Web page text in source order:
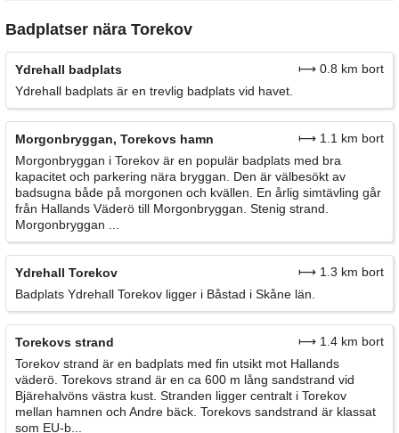
Badplatser nära Torekov
Ydrehall badplats
⟼ 0.8 km bort
Ydrehall badplats är en trevlig badplats vid havet.
Morgonbryggan, Torekovs hamn
⟼ 1.1 km bort
Morgonbryggan i Torekov är en populär badplats med bra
kapacitet och parkering nära bryggan. Den är välbesökt av
badsugna både på morgonen och kvällen. En årlig simtävling går
från Hallands Väderö till Morgonbryggan. Stenig strand.
Morgonbryggan ...
Ydrehall Torekov
⟼ 1.3 km bort
Badplats Ydrehall Torekov ligger i Båstad i Skåne län.
Torekovs strand
⟼ 1.4 km bort
Torekov strand är en badplats med fin utsikt mot Hallands
väderö. Torekovs strand är en ca 600 m lång sandstrand vid
Bjärehalvöns västra kust. Stranden ligger centralt i Torekov
mellan hamnen och Andre bäck. Torekovs sandstrand är klassat
som EU-b...